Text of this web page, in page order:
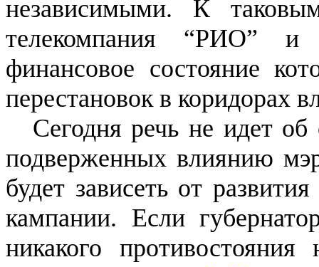
независимыми. К
телекомпания “РИО” и
финансовое состояние
перестановок в коридорах
Сегодня речь не идет
подверженных влиянию
будет зависеть от
кампании. Если
никакого